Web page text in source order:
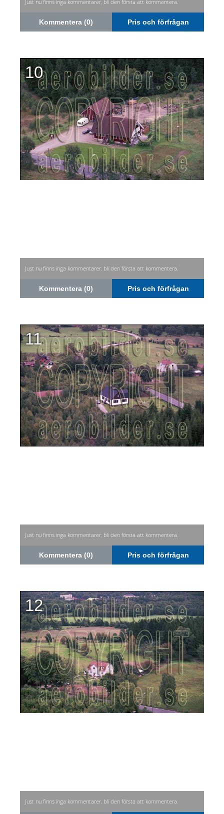
Just nu finns inga kommentarer, bli den första att kommentera.
Kommentera (0) Pris och förfrågan
10
Just nu finns inga kommentarer, bli den första att kommentera.
Kommentera (0) Pris och förfrågan
11
Just nu finns inga kommentarer, bli den första att kommentera.
Kommentera (0) Pris och förfrågan
12
Just nu finns inga kommentarer, bli den första att kommentera.